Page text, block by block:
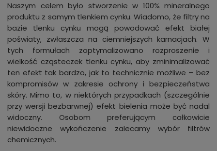
Naszym celem było stworzenie w 100% mineralnego
produktu z samym tlenkiem cynku. Wiadomo, że filtry na
bazie tlenku cynku mogą powodować efekt białej
poświaty, zwłaszcza na ciemniejszych karnacjach. W
tych formułach zoptymalizowano rozproszenie i
wielkość cząsteczek tlenku cynku, aby zminimalizować
ten efekt tak bardzo, jak to technicznie możliwe – bez
kompromisów w zakresie ochrony i bezpieczeństwa
skóry. Mimo to, w niektórych przypadkach (szczególnie
przy wersji bezbarwnej) efekt bielenia może być nadal
widoczny. Osobom preferującym całkowicie
niewidoczne wykończenie zalecamy wybór filtrów
chemicznych.